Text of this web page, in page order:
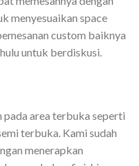
menyesuaikan space
custom baiknya
untuk berdiskusi.
area terbuka seperti
terbuka. Kami sudah
menerapkan